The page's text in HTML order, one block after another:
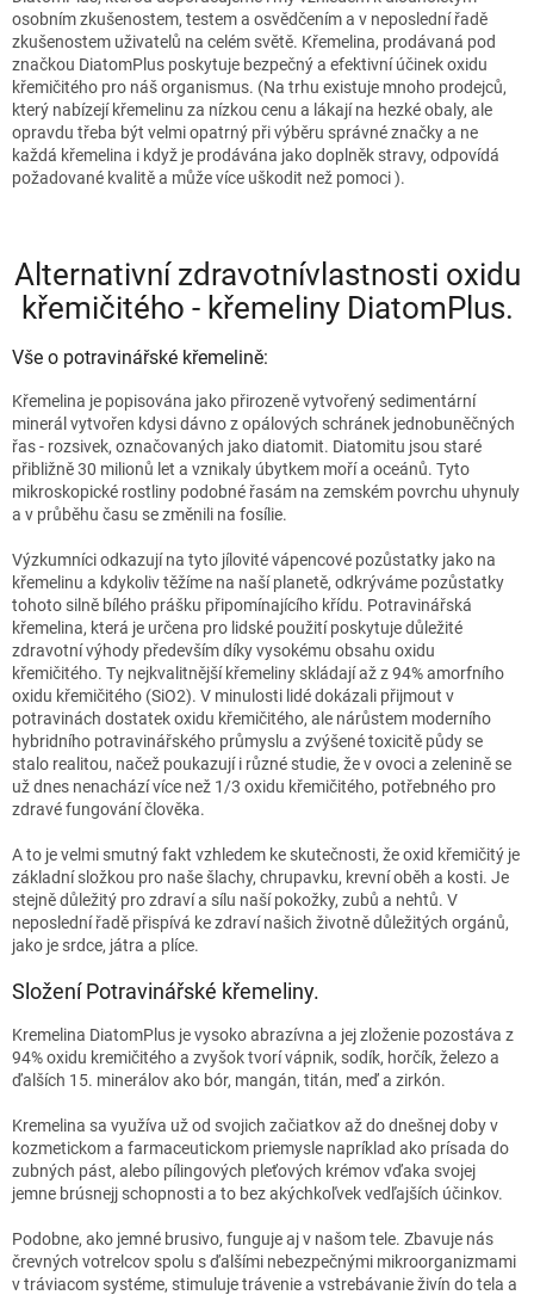
osobním zkušenostem, testem a osvědčením a v neposlední řadě
zkušenostem uživatelů na celém světě. Křemelina, prodávaná pod
značkou DiatomPlus poskytuje bezpečný a efektivní účinek oxidu
křemičitého pro náš organismus. (Na trhu existuje mnoho prodejců,
který nabízejí křemelinu za nízkou cenu a lákají na hezké obaly, ale
opravdu třeba být velmi opatrný při výběru správné značky a ne
každá křemelina i když je prodávána jako doplněk stravy, odpovídá
požadované kvalitě a může více uškodit než pomoci ).
Alternativní zdravotnívlastnosti oxidu
křemičitého - křemeliny DiatomPlus.
Vše o potravinářské křemelině:
Křemelina je popisována jako přirozeně vytvořený sedimentární
minerál vytvořen kdysi dávno z opálových schránek jednobuněčných
řas - rozsivek, označovaných jako diatomit. Diatomitu jsou staré
přibližně 30 milionů let a vznikaly úbytkem moří a oceánů. Tyto
mikroskopické rostliny podobné řasám na zemském povrchu uhynuly
a v průběhu času se změnili na fosílie.
Výzkumníci odkazují na tyto jílovité vápencové pozůstatky jako na
křemelinu a kdykoliv těžíme na naší planetě, odkrýváme pozůstatky
tohoto silně bílého prášku připomínajícího křídu. Potravinářská
křemelina, která je určena pro lidské použití poskytuje důležité
zdravotní výhody především díky vysokému obsahu oxidu
křemičitého. Ty nejkvalitnější křemeliny skládají až z 94% amorfního
oxidu křemičitého (SiO2). V minulosti lidé dokázali přijmout v
potravinách dostatek oxidu křemičitého, ale nárůstem moderního
hybridního potravinářského průmyslu a zvýšené toxicitě půdy se
stalo realitou, načež poukazují i ​​různé studie, že v ovoci a zelenině se
už dnes nenachází více než 1/3 oxidu křemičitého, potřebného pro
zdravé fungování člověka.
A to je velmi smutný fakt vzhledem ke skutečnosti, že oxid křemičitý je
základní složkou pro naše šlachy, chrupavku, krevní oběh a kosti. Je
stejně důležitý pro zdraví a sílu naší pokožky, zubů a nehtů. V
neposlední řadě přispívá ke zdraví našich životně důležitých orgánů,
jako je srdce, játra a plíce.
Složení Potravinářské křemeliny.
Kremelina DiatomPlus je vysoko abrazívna a jej zloženie pozostáva z
94% oxidu kremičitého a zvyšok tvorí vápnik, sodík, horčík, železo a
ďalších 15. minerálov ako bór, mangán, titán, meď a zirkón.
Kremelina sa využíva už od svojich začiatkov až do dnešnej doby v
kozmetickom a farmaceutickom priemysle napríklad ako prísada do
zubných pást, alebo pílingových pleťových krémov vďaka svojej
jemne brúsnejj schopnosti a to bez akýchkoľvek vedľajších účinkov.
Podobne, ako jemné brusivo, funguje aj v našom tele. Zbavuje nás
črevných votrelcov spolu s ďalšími nebezpečnými mikroorganizmami
v tráviacom systéme, stimuluje trávenie a vstrebávanie živín do tela a